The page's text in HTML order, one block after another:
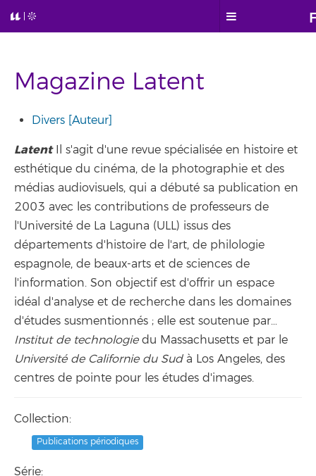
Magazine Latent
Divers [Auteur]
Latent Il s'agit d'une revue spécialisée en histoire et
esthétique du cinéma, de la photographie et des
médias audiovisuels, qui a débuté sa publication en
2003 avec les contributions de professeurs de
l'Université de La Laguna (ULL) issus des
départements d'histoire de l'art, de philologie
espagnole, de beaux-arts et de sciences de
l'information. Son objectif est d'offrir un espace
idéal d'analyse et de recherche dans les domaines
d'études susmentionnés ; elle est soutenue par…
Institut de technologiedu Massachusetts et par le
Université de Californie du Sudà Los Angeles, des
centres de pointe pour les études d'images.
Collection:
Publications périodiques
Série: